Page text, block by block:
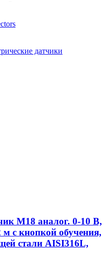
датчики
М18 аналог. 0-10 В,
с кнопкой обучения,
стали AISI316L,